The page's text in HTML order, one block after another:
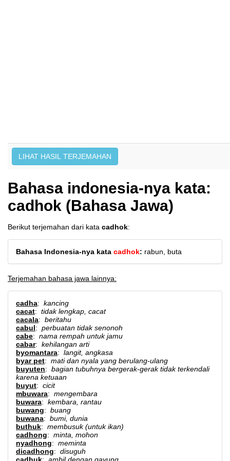
Bahasa indonesia-nya kata:
cadhok (Bahasa Jawa)
Berikut terjemahan dari kata cadhok:
Bahasa Indonesia-nya kata cadhok: rabun, buta
Terjemahan bahasa jawa lainnya:
cadha: kancing
cacat: tidak lengkap, cacat
cacala: beritahu
cabul: perbuatan tidak senonoh
cabe: nama rempah untuk jamu
cabar: kehilangan arti
byomantara: langit, angkasa
byar pet: mati dan nyala yang berulang-ulang
buyuten: bagian tubuhnya bergerak-gerak tidak terkendali
karena ketuaan
buyut: cicit
mbuwara: mengembara
buwara: kembara, rantau
buwang: buang
buwana: bumi, dunia
buthuk: membusuk (untuk ikan)
cadhong: minta, mohon
nyadhong: meminta
dicadhong: disuguh